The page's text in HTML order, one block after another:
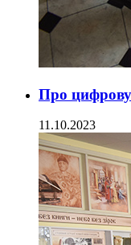
Про цифрову
11.10.2023